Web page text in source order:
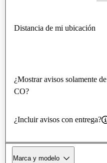
Distancia de mi ubicación
¿Mostrar avisos solamente de
CO?
¿Incluir avisos con entrega?
Marca y modelo